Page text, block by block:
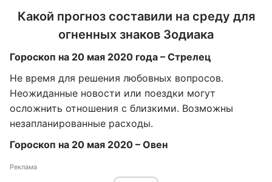
Какой прогноз составили на среду для
огненных знаков Зодиака
Гороскоп на 20 мая 2020 года – Стрелец
Не время для решения любовных вопросов.
Неожиданные новости или поездки могут
осложнить отношения с близкими. Возможны
незапланированные расходы.
Гороскоп на 20 мая 2020 – Овен
Реклама